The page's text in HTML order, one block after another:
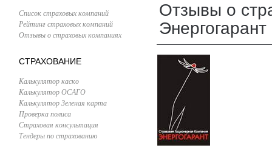
Список страховых компаний
Рейтинг страховых компаний
Отзывы о страховых компаниях
СТРАХОВАНИЕ
Калькулятор каско
Калькулятор ОСАГО
Калькулятор Зеленая карта
Проверка полиса
Страховая консультация
Тендеры по страхованию
Отзывы о
Энергогарант